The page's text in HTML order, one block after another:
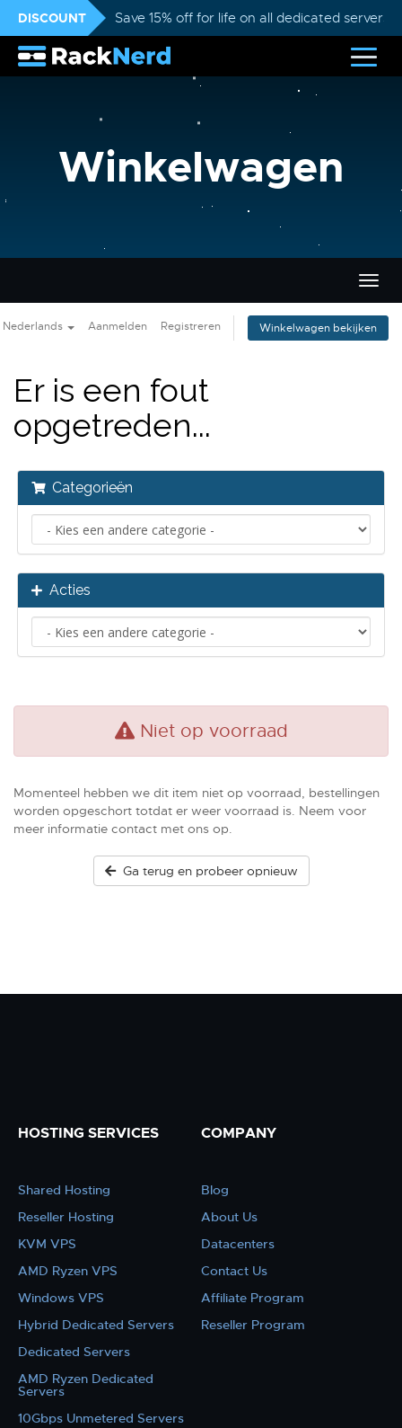
DISCOUNT Save 15% off for life on all dedicated servers
Winkelwagen
in-/
Nederlands Aanmelden Registreren Winkelwagen bekijken
Er is een fout
opgetreden...
Categorieën
Acties
Niet op voorraad
Momenteel hebben we dit item niet op voorraad, bestellingen
worden opgeschort totdat er weer voorraad is. Neem voor
meer informatie contact met ons op.
Ga terug en probeer opnieuw
HOSTING SERVICES
Shared Hosting
Reseller Hosting
KVM VPS
AMD Ryzen VPS
Windows VPS
Hybrid Dedicated Servers
Dedicated Servers
AMD Ryzen Dedicated
Servers
10Gbps Unmetered Servers
COMPANY
Blog
About Us
Datacenters
Contact Us
Affiliate Program
Reseller Program